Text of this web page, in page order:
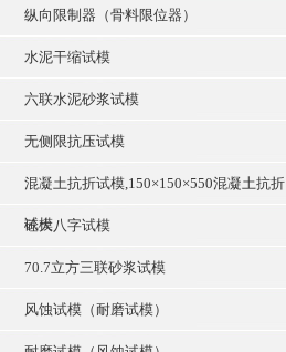
纵向限制器（骨料限位器）
水泥干缩试模
六联水泥砂浆试模
无侧限抗压试模
混凝土抗折试模,150×150×550混凝土抗折
试模
砼大八字试模
70.7立方三联砂浆试模
风蚀试模（耐磨试模）